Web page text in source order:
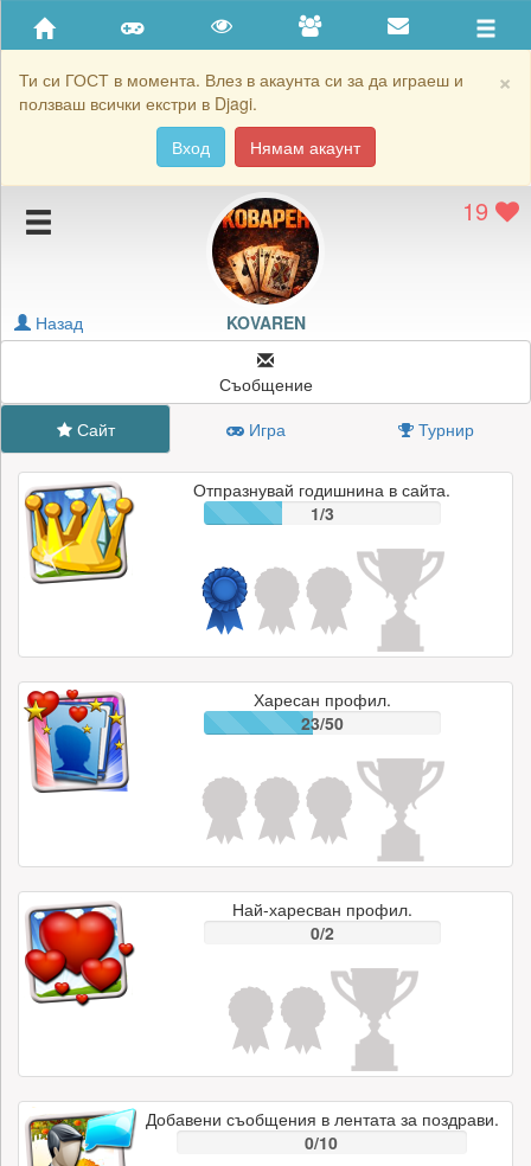
×
Ти си ГОСТ в момента. Влез в акаунта си за да играеш и
ползваш всички екстри в Djagi.
Вход
Нямам акаунт
Приятели
Хронология на игри
Подаръците на KOVAREN
Картичките на KOVAREN
Блокирай KOVAREN
19
KOVAREN
Назад
Съобщение
Сайт
Игра Турнир
Отпразнувай годишнина в сайта.
1/3
Харесан профил.
23/50
Най-харесван профил.
0/2
Добавени съобщения в лентата за поздрави.
0/10